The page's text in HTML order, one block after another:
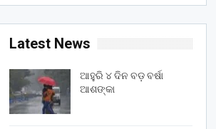
Latest News
ଆହୁରି ୪ ଦିନ ବଡ଼ ବର୍ଷା
ଆଶଙ୍କା